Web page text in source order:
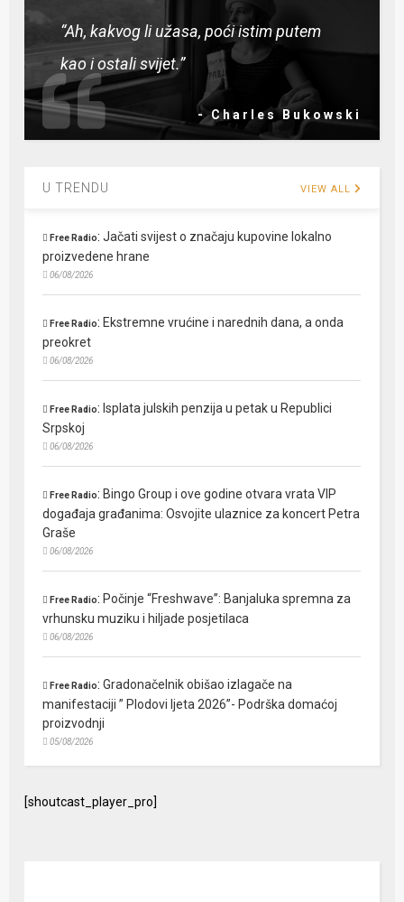
“Ah, kakvog li užasa, poći istim putem
kao i ostali svijet.”
- Charles Bukowski
U TRENDU VIEW ALL
Free Radio:Jačati svijest o značaju kupovine lokalno
proizvedene hrane
06/08/2026
Free Radio: Ekstremne vrućine i narednih dana, a onda
preokret
06/08/2026
Free Radio: Isplata julskih penzija u petak u Republici
Srpskoj
06/08/2026
Free Radio: Bingo Group i ove godine otvara vrata VIP
događaja građanima: Osvojite ulaznice za koncert Petra
Graše
06/08/2026
Free Radio: Počinje “Freshwave”: Banjaluka spremna za
vrhunsku muziku i hiljade posjetilaca
06/08/2026
Free Radio:Gradonačelnik obišao izlagače na
manifestaciji ” Plodovi ljeta 2026”- Podrška domaćoj
proizvodnji
05/08/2026
[shoutcast_player_pro]